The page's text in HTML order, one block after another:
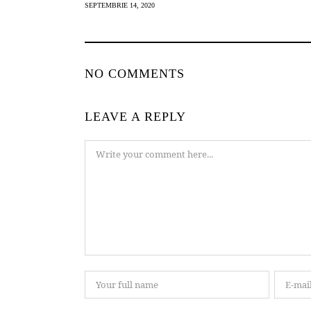
SEPTEMBRIE 14, 2020
NO COMMENTS
LEAVE A REPLY